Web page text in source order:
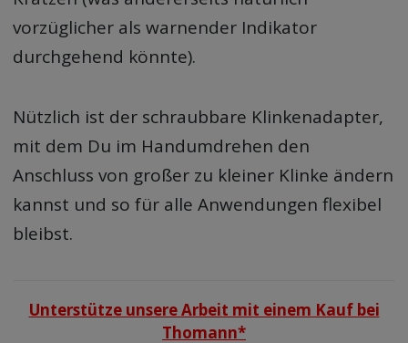
vorzüglicher als warnender Indikator
durchgehend könnte).
Nützlich ist der schraubbare Klinkenadapter,
mit dem Du im Handumdrehen den
Anschluss von großer zu kleiner Klinke ändern
kannst und so für alle Anwendungen flexibel
bleibst.
Unterstütze unsere Arbeit mit einem Kauf bei
Thomann*